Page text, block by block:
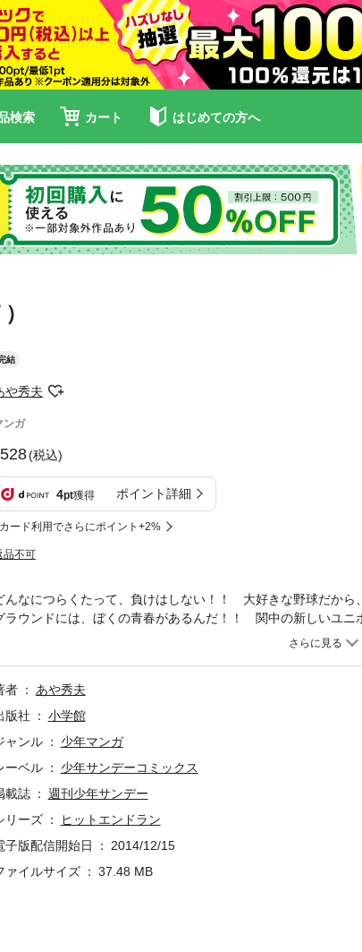
検索 カート はじめての方へ
結
や秀夫
ンガ
528(税込)
4pt獲得 ポイント詳細
ード利用でさらにポイント+2%
品不可
んなにつらくたって、負けはしない！！ 大好きな野球だか
ラウンドには、ぼくの青春があるんだ！！ 関中の新しいユニ
者
あや秀夫
版社
小学館
ャンル
少年マンガ
ーベル
少年サンデーコミックス
載誌
週刊少年サンデー
リーズ
ヒットエンドラン
子版配信開始日
2014/12/15
ァイルサイズ
37.48 MB